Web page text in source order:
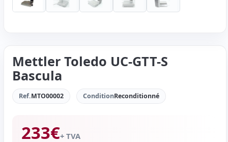
Mettler Toledo UC-GTT-S
Bascula
Ref.MTO00002 ConditionReconditionné
233€+ TVA